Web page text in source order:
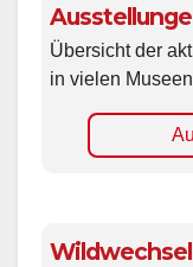
Übersicht der
in vielen